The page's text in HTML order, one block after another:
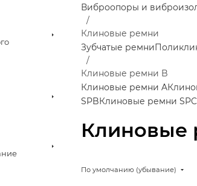
Клиновые
Виброопоры и
Клиновые ремни
Зубчатые ремни
Клиновые ремни B
Клиновые ремни A
SPBКлиновые ремни SPC
По умолчанию (убывание)